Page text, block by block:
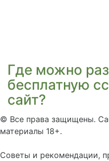
Где можно
бесплатную
сайт?
© Все права защищены.
материалы 18+.
Советы и рекомендации,